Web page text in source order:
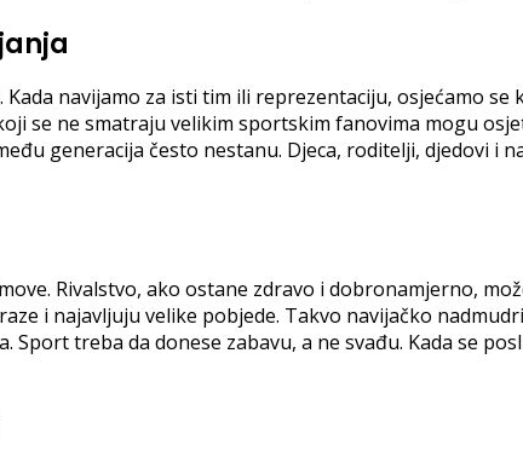
navijamo za isti tim ili reprezentaciju, osjećamo se
se ne smatraju velikim sportskim fanovima mogu
generacija često nestanu. Djeca, roditelji, djedovi i
Rivalstvo, ako ostane zdravo i dobronamjerno,
i najavljuju velike pobjede. Takvo navijačko
Sport treba da donese zabavu, a ne svađu. Kada se